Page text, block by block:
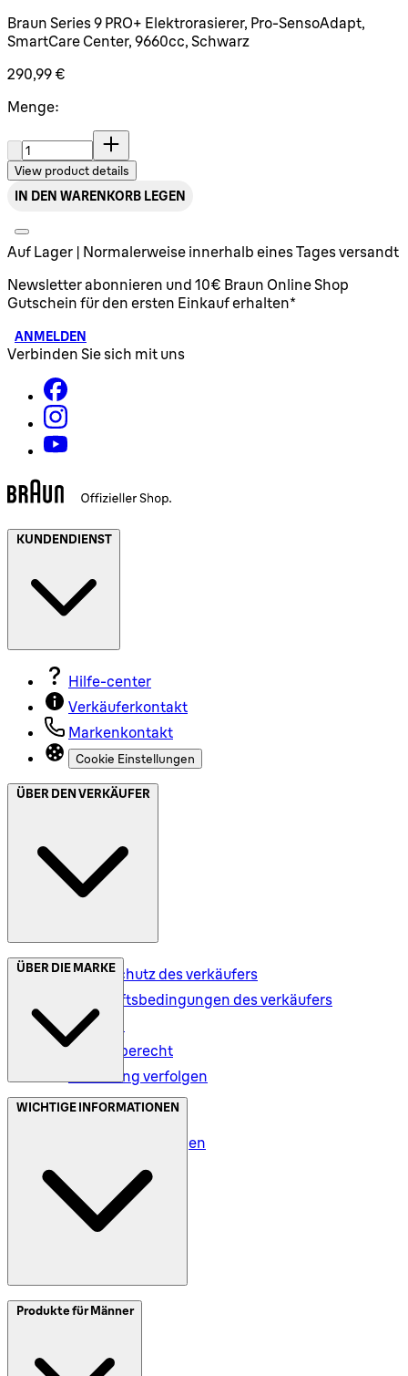
Braun Series 9 PRO+ Elektrorasierer, Pro-SensoAdapt,
SmartCare Center, 9660cc, Schwarz
290,99 €
Menge:
Menge:
View product details
IN DEN WARENKORB LEGEN
Auf Lager | Normalerweise innerhalb eines Tages versandt
Newsletter abonnieren und 10€ Braun Online Shop
Gutschein für den ersten Einkauf erhalten*
ANMELDEN
Verbinden Sie sich mit uns
KUNDENDIENST
Hilfe-center
Verkäuferkontakt
Markenkontakt
Cookie Einstellungen
ÜBER DEN VERKÄUFER
Datenschutz des verkäufers
Geschäftsbedingungen des verkäufers
Versand
Rückgaberecht
Bestellung verfolgen
ÜBER DIE MARKE
Datenschutz (DE)
Geschäftsbedingungen
Meine Daten (AT)
WICHTIGE INFORMATIONEN
SplitIt
Produkte für Männer